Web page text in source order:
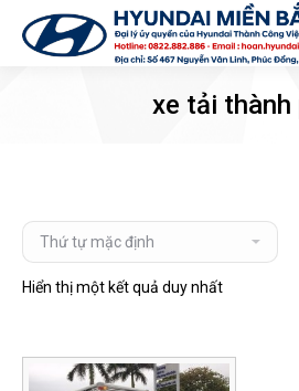
xe tải thành
Hiển thị một kết quả duy nhất